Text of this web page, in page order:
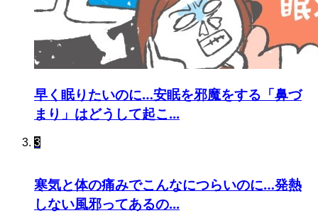
早く眠りたいのに…安眠を邪魔をする「鼻づ
まり」はどうして起こ...
3
寒気と体の痛みでこんなにつらいのに…発熱
しない風邪ってあるの...